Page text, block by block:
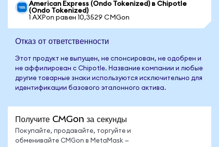
American Express (Ondo Tokenized) в Chipotle
(Ondo Tokenized)
1 AXPon равен 10,3529 CMGon
Отказ от ответственности
Этот продукт не выпущен, не спонсирован, не одобрен и
не аффилирован с Chipotle. Название компании и любые
другие товарные знаки используются исключительно для
идентификации базового эталонного актива.
Получите CMGon за секунды
Покупайте, продавайте, торгуйте и
обменивайте CMGon в MetaMask —